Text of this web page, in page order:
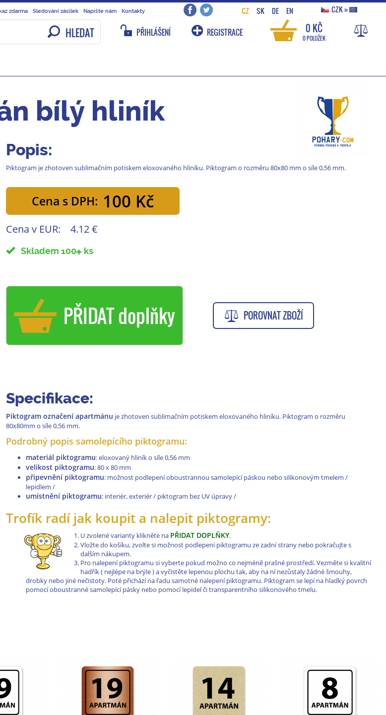
zdarma Sledování zásilek Napište nám Kontakty CZ SK DE EN CZK»
HLEDAT PŘIHLÁŠENÍ REGISTRACE 0 KČ
0 POLOŽEK
bílý hliník
Popis:
Piktogram je zhotoven sublimačním potiskem eloxovaného hliníku. Piktogram o rozměru 80x80 mm o síle 0,56 mm.
Cena s DPH: 100 Kč
Cena v EUR: 4.12 €
Skladem 100 ks
PŘIDAT doplňky POROVNAT ZBOŽÍ
Specifikace:
Piktogram označení apartmánu je zhotoven sublimačním potiskem eloxovaného hliníku. Piktogram o rozměru
80x80mm o síle 0,56 mm.
Podrobný popis samolepícího piktogramu:
materiál piktogramu: eloxovaný hliník o síle 0,56 mm
velikost piktogramu: 80 x 80 mm
připevnění piktogramu: možnost podlepení oboustrannou samolepící páskou nebo silikonovým tmelem /
lepidlem /
umístnění piktogramu: interiér, exteriér / piktogram bez UV úpravy /
Trofík radí jak koupit a nalepit piktogramy:
U zvolené varianty klikněte na PŘIDAT DOPLŇKY.
Vložte do košíku, zvolte si možnost podlepení piktogramu ze zadní strany nebo pokračujte s
dalším nákupem.
Pro nalepení piktogramu si vyberte pokud možno co nejméně prašné prostředí. Vezměte si kvalitní
hadřík ( nejlépe na brýle ) a vyčistěte lepenou plochu tak, aby na ní nezůstaly žádné šmouhy,
drobky nebo jiné nečistoty. Poté přichází na řadu samotné nalepení piktogramu. Piktogram se lepí na hladký povrch
pomocí oboustranné samolepící pásky nebo pomocí lepidel či transparentního silikonového tmelu.